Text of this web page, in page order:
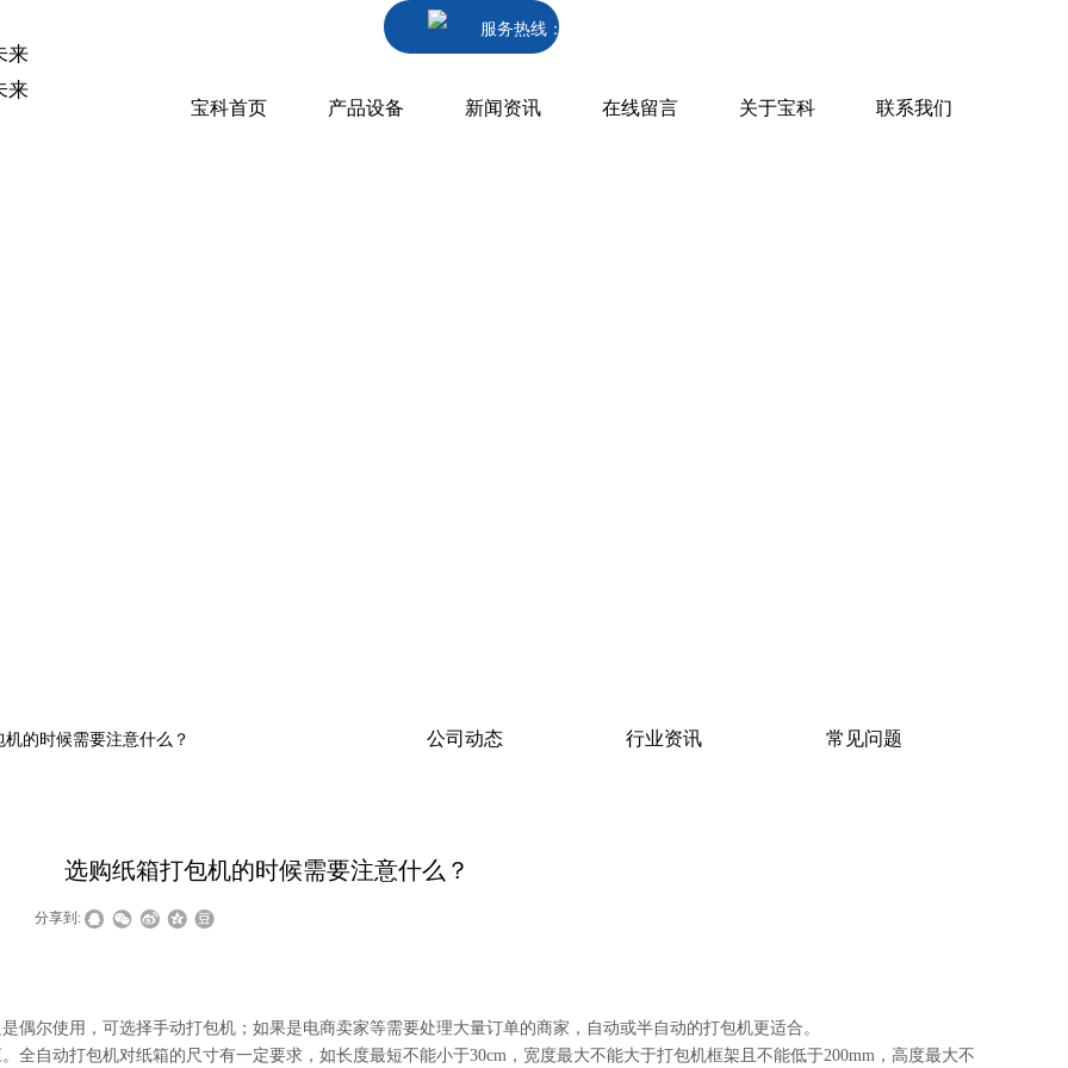
服务热线：
来
来
宝科首页 产品设备 新闻资讯 在线留言 关于宝科 联系我们
公司动态 行业资讯 常见问题
的时候需要注意什么？
选购纸箱打包机的时候需要注意什么？
分享到:
偶尔使用，可选择手动打包机；如果是电商卖家等需要处理大量订单的商家，自动或半自动的打包机更适合。
全自动打包机对纸箱的尺寸有一定要求，如长度最短不能小于30cm，宽度最大不能大于打包机框架且不能低于200mm，高度最大不